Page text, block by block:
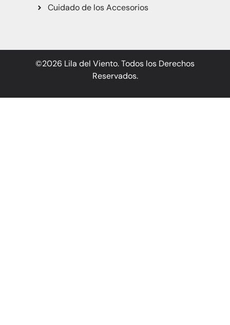
Cuidado de los Accesorios
©2026 Lila del Viento. Todos los Derechos
Reservados.